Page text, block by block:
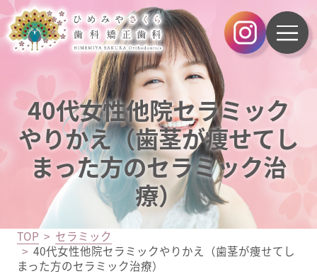
40代女性他院セラミック
やりかえ（歯茎が痩せてし
まった方のセラミック治
療）
TOP
セラミック
40代女性他院セラミックやりかえ（歯茎が痩せてし
まった方のセラミック治療）